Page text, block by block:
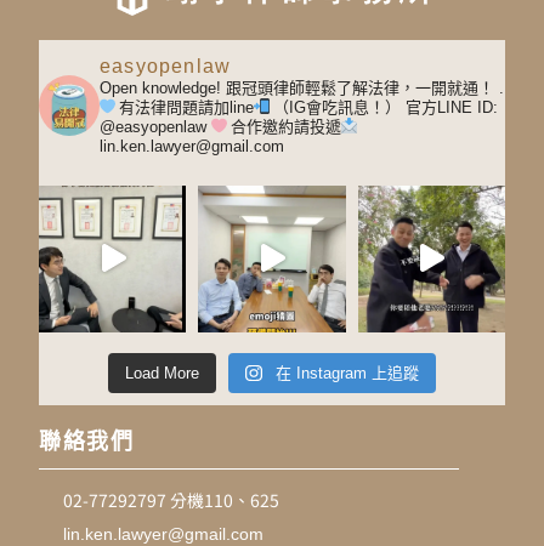
easyopenlaw
Open knowledge! 跟冠頭律師輕鬆了解法律，一開就通！
有法律問題請加line
（IG會吃訊息！）
官方LINE ID:
@easyopenlaw
合作邀約請投遞
lin.ken.lawyer@gmail.com
Load More 在 Instagram 上追蹤
聯絡我們
02-77292797 分機110、625
lin.ken.lawyer@gmail.com